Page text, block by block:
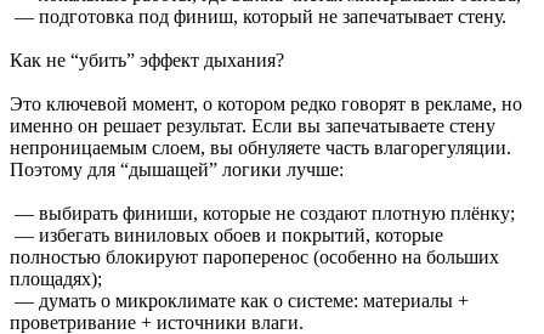
— подготовка под финиш, который не запечатывает стену.
Как не “убить” эффект дыхания?
Это ключевой момент, о котором редко говорят в рекламе, но
именно он решает результат. Если вы запечатываете стену
непроницаемым слоем, вы обнуляете часть влагорегуляции.
Поэтому для “дышащей” логики лучше:
— выбирать финиши, которые не создают плотную плёнку;
— избегать виниловых обоев и покрытий, которые
полностью блокируют пароперенос (особенно на больших
площадях);
— думать о микроклимате как о системе: материалы +
проветривание + источники влаги.